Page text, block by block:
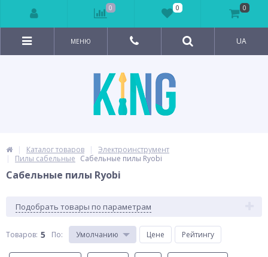
МЕНЮ UA
Каталог товаров
Электроинструмент
Пилы сабельные Сабельные пилы Ryobi
Сабельные пилы Ryobi
Подобрать товары по параметрам
Товаров: 5 По: Умолчанию Цене Рейтингу
0 0 0